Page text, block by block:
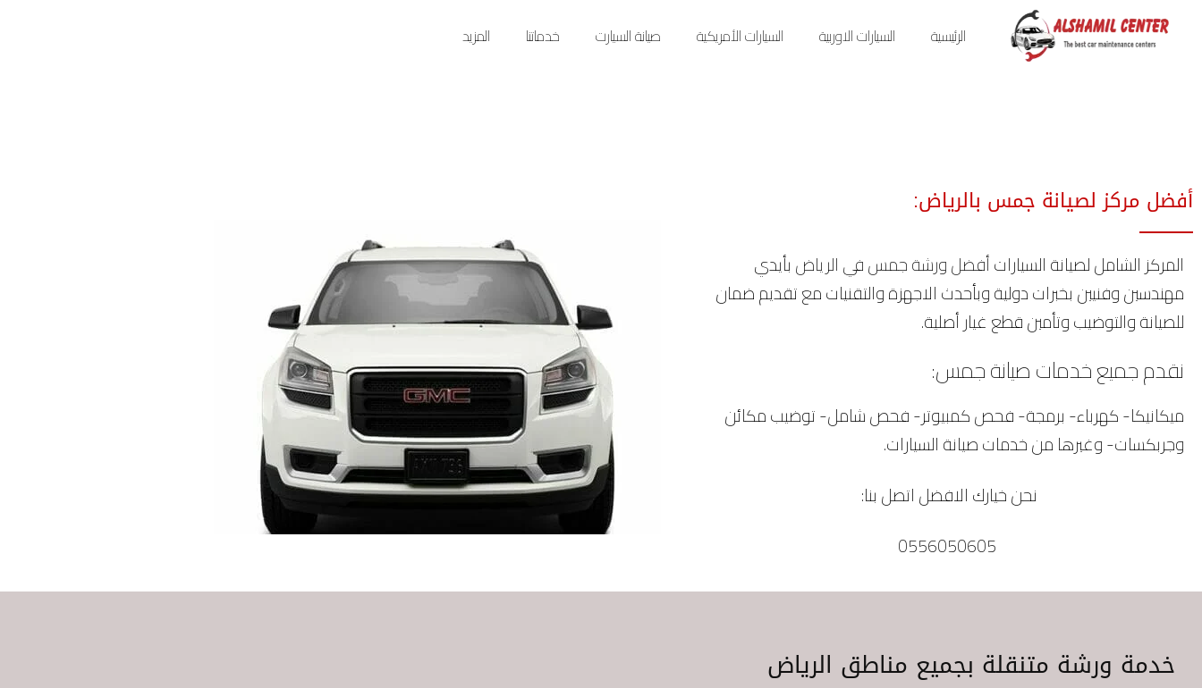
الرئيسية السيارات الاوربية السيارات الأمريكية صيانة السيارت خدماتنا المزيد
أفضل مركز لصيانة جمس بالرياض:​
المركز الشامل لصيانة السياراتأفضل ورشة جمس في الرياضبأيدي
مهندسين وفنيين بخبرات دولية وبأحدث الاجهزة والتقنيات مع تقديم ضمان
للصيانة والتوضيب وتأمين قطع غيار أصلية.
نقدم جميع خدماتصيانة جمس:
ميكانيكا- كهرباء- برمجة- فحص كمبيوتر- فحص شامل- توضيب مكائن
وجربكسات- وغيرها من خدمات صيانة السيارات.
نحن خيارك الافضل اتصل بنا:
0556050605
خدمة ورشة متنقلة بجميع مناطق الرياض